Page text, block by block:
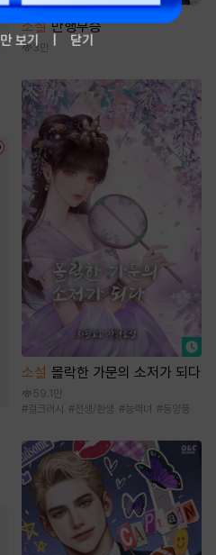
소설 만행무승
3만
소설 몰락한 가문의 소저가 되다
59.1만
#걸크러시 #전생/환생 #능력녀 #동양풍
보기 닫기